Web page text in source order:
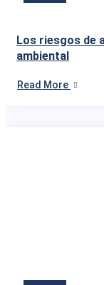
Los riesgos de
ambiental
Read More